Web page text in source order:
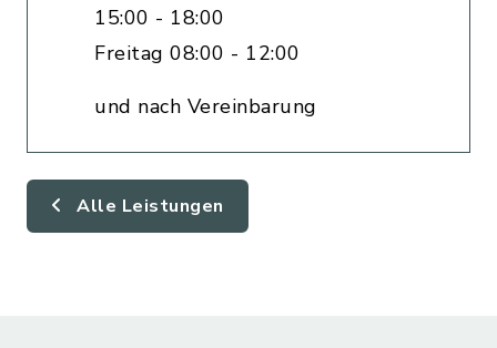
15:00 - 18:00
Freitag 08:00 - 12:00
und nach Vereinbarung
Alle Leistungen